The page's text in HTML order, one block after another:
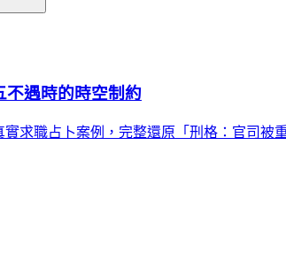
不遇時的時空制約
求職占卜案例，完整還原「刑格：官司